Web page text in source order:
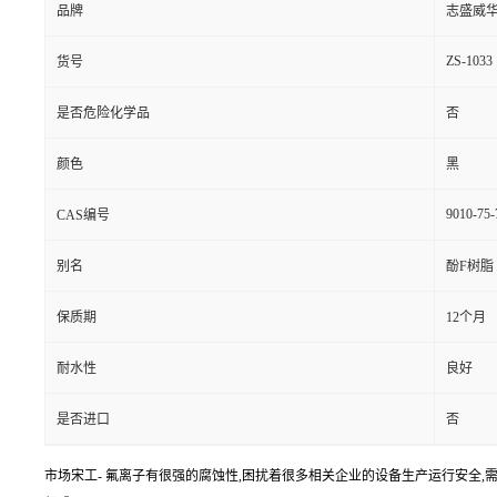
品牌 志盛威
货号 ZS-1033
是否危险化学品 否
颜色 黑
CAS编号 9010-75-
别名 酚F树脂
保质期 12个月
耐水性 良好
是否进口 否
市场宋工- 氟离子有很强的腐蚀性,困扰着很多相关企业的设备生产运行安全,需